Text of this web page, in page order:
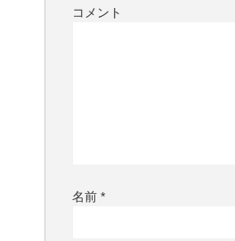
コメント
名前 *